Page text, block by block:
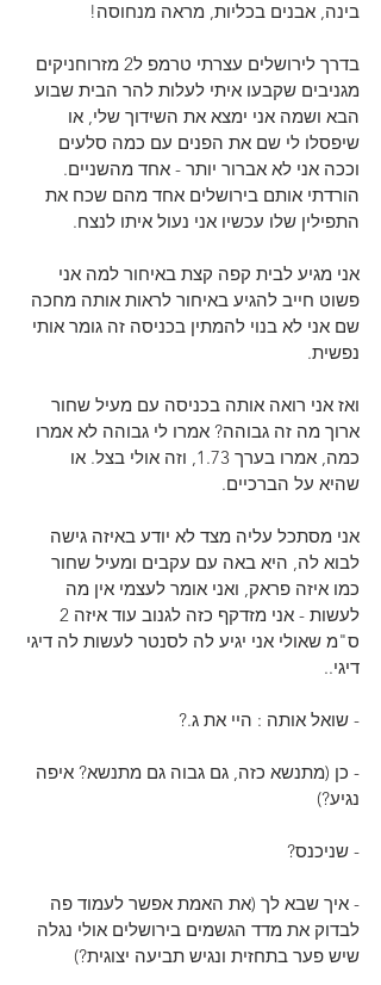
בינה, אבנים בכליות, מראה מנחוסה!
בדרך לירושלים עצרתי טרמפ ל2 מזרוחניקים
מגניבים שקבעו איתי לעלות להר הבית שבוע
הבא ושמה אני ימצא את השידוך שלי, או
שיפסלו לי שם את הפנים עם כמה סלעים
וככה אני לא אברור יותר - אחד מהשניים.
הורדתי אותם בירושלים אחד מהם שכח את
התפילין שלו עכשיו אני נעול איתו לנצח.
אני מגיע לבית קפה קצת באיחור למה אני
פשוט חייב להגיע באיחור לראות אותה מחכה
שם אני לא בנוי להמתין בכניסה זה גומר אותי
נפשית.
ואז אני רואה אותה בכניסה עם מעיל שחור
ארוך מה זה גבוהה? אמרו לי גבוהה לא אמרו
כמה, אמרו בערך 1.73, וזה אולי בצל. או
שהיא על הברכיים.
אני מסתכל עליה מצד לא יודע באיזה גישה
לבוא לה, היא באה עם עקבים ומעיל שחור
כמו איזה פראק, ואני אומר לעצמי אין מה
ס"מ שאולי אני יגיע לה לסנטר לעשות לה דיגי
דיגי..
- שואל אותה : היי את ג.?
- כן (מתנשא כזה, גם גבוה גם מתנשא? איפה
נגיע?)
- שניכנס?
- איך שבא לך (את האמת אפשר לעמוד פה
לבדוק את מדד הגשמים בירושלים אולי נגלה
שיש פער בתחזית ונגיש תביעה יצוגית?)